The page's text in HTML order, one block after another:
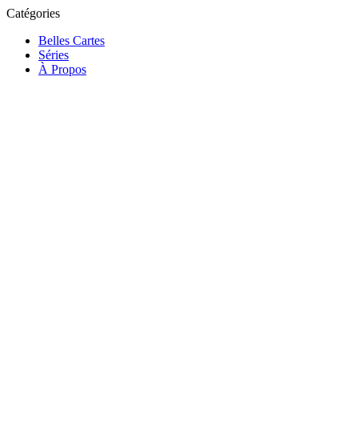
Catégories
Belles Cartes
Séries
À Propos